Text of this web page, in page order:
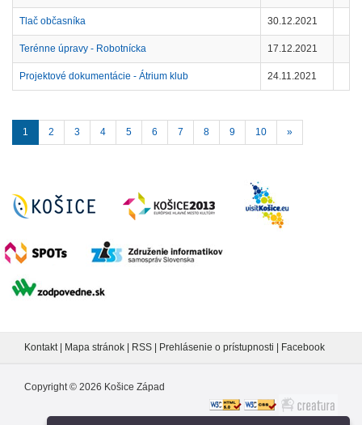
Tlač občasníka 30.12.2021
Terénne úpravy - Robotnícka 17.12.2021
Projektové dokumentácie - Átrium klub 24.11.2021
1 2 3 4 5 6 7 8 9 10 »
Kontakt | Mapa stránok | RSS | Prehlásenie o prístupnosti | Facebook
Copyright © 2026 Košice Západ